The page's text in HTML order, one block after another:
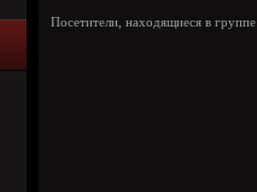
Посетители, находящиеся в группе